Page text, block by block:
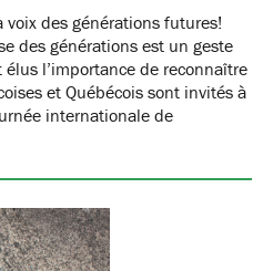
des générations futures!
des générations est un geste
l’importance de reconnaître
et Québécois sont invités à
internationale de